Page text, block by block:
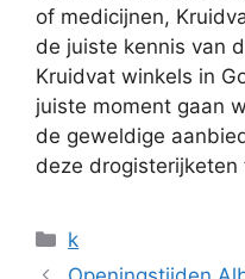
of medicijnen,
de juiste kennis van
Kruidvat winkels in
juiste moment gaan
de geweldige
deze
Categorieën
k